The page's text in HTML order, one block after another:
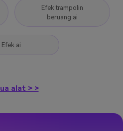
Efek trampolin
beruang ai
Efek ai
alat > >